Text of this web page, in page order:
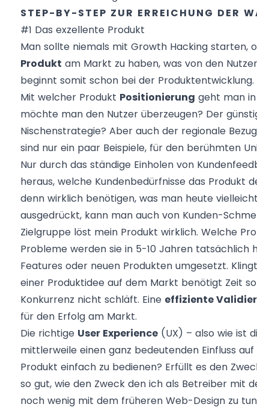
STEP-BY-STEP ZUR ERREICHUNG DER
#1 Das exzellente Produkt
Man sollte niemals mit Growth Hacking starten,
Produkt am Markt zu haben, was von den
beginnt somit schon bei der Produktentwicklung.
Mit welcher Produkt Positionierung geht man
möchte man den Nutzer überzeugen? Der
Nischenstrategie? Aber auch der regionale
sind nur ein paar Beispiele, für den berühmten
Nur durch das ständige Einholen von
heraus, welche Kundenbedürfnisse das Produkt
denn wirklich benötigen, was man heute
ausgedrückt, kann man auch von Kunden-
Zielgruppe löst mein Produkt wirklich. Welche
Probleme werden sie in 5-10 Jahren tatsächlich
Features oder neuen Produkten umgesetzt.
einer Produktidee auf dem Markt benötigt Zeit
Konkurrenz nicht schläft. Eine effiziente
für den Erfolg am Markt.
Die richtige User Experience(UX) – also wie ist
mittlerweile einen ganz bedeutenden Einfluss
Produkt einfach zu bedienen? Erfüllt es den
so gut, wie den Zweck den ich als Betreiber mit
noch wenig mit dem früheren Web-Design zu